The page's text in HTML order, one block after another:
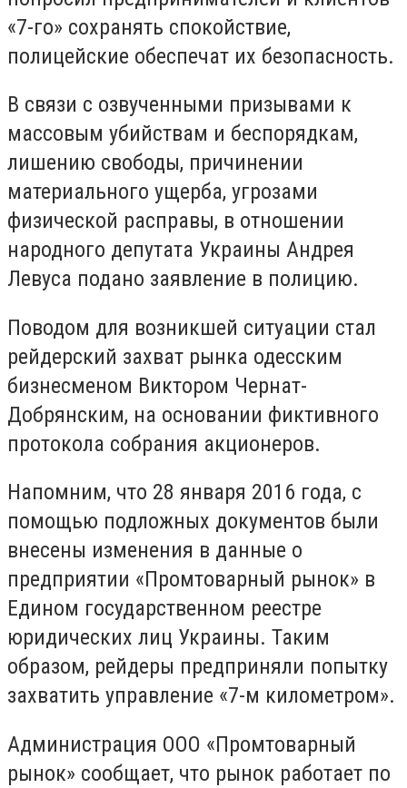
«7-го» сохранять спокойствие,
полицейские обеспечат их безопасность.
В связи с озвученными призывами к
массовым убийствам и беспорядкам,
лишению свободы, причинении
материального ущерба, угрозами
физической расправы, в отношении
народного депутата Украины Андрея
Левуса подано заявление в полицию.
Поводом для возникшей ситуации стал
рейдерский захват рынка одесским
бизнесменом Виктором Чернат-
Добрянским, на основании фиктивного
протокола собрания акционеров.
Напомним, что 28 января 2016 года, с
помощью подложных документов были
внесены изменения в данные о
предприятии «Промтоварный рынок» в
Едином государственном реестре
юридических лиц Украины. Таким
образом, рейдеры предприняли попытку
захватить управление «7-м километром».
Администрация ООО «Промтоварный
рынок» сообщает, что рынок работает по